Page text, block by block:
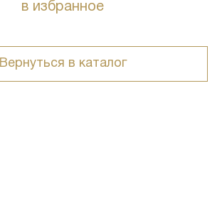
в избранное
Вернуться в каталог